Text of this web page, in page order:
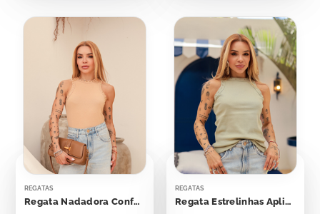
REGATAS
Regata Nadadora Confort Bolinhas Aplicação
REGATAS
Regata Estrelinhas Aplicação